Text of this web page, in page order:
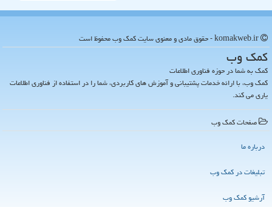
كمك وب
کمک به شما در حوزه فناوری اطلاعات
کمک وب، با ارائه خدمات پشتیبانی و آموزش های کاربردی، شما را در استفاده از فناوری اطلاعات
یاری می کند.
صفحات كمك وب
درباره ما
تبلیغات در كمك وب
آرشیو كمك وب